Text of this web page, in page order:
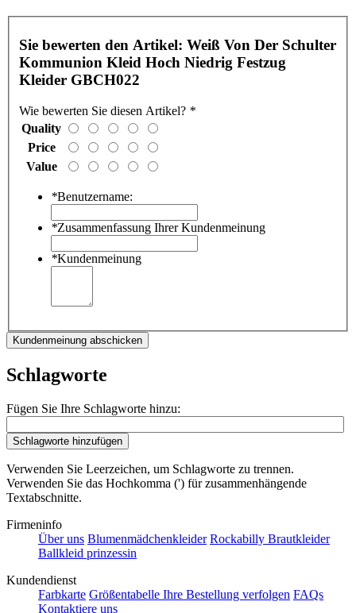
Sie bewerten den Artikel: Weiß Von Der Schulter
Kommunion Kleid Hoch Niedrig Festzug
Kleider GBCH022
Wie bewerten Sie diesen Artikel? *
Quality
Price
Value
*Benutzername:
*Zusammenfassung Ihrer Kundenmeinung
*Kundenmeinung
Kundenmeinung abschicken
Schlagworte
Fügen Sie Ihre Schlagworte hinzu:
Schlagworte hinzufügen
Verwenden Sie Leerzeichen, um Schlagworte zu trennen.
Verwenden Sie das Hochkomma (') für zusammenhängende
Textabschnitte.
Firmeninfo
Über uns Blumenmädchenkleider Rockabilly Brautkleider
Ballkleid prinzessin
Kundendienst
Farbkarte Größentabelle Ihre Bestellung verfolgen FAQs
Kontaktiere uns